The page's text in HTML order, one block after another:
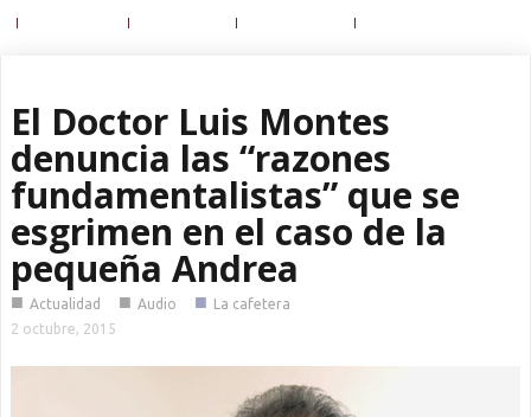
El Doctor Luis Montes
denuncia las “razones
fundamentalistas” que se
esgrimen en el caso de la
pequeña Andrea
■ Actualidad ■ Audio ■ La cafetera
2 octubre, 2015